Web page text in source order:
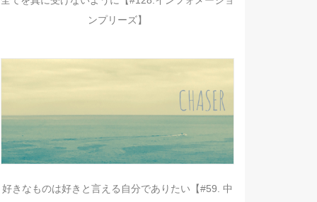
ンプリーズ】
好きなものは好きと言える自分でありたい【#59. 中